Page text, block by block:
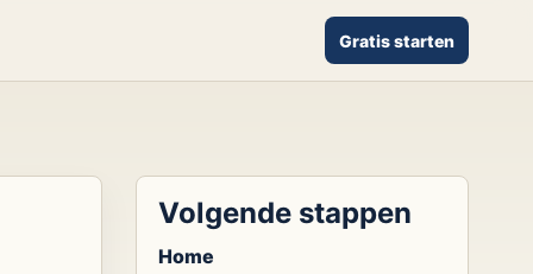
Gratis starten
Volgende stappen
Home